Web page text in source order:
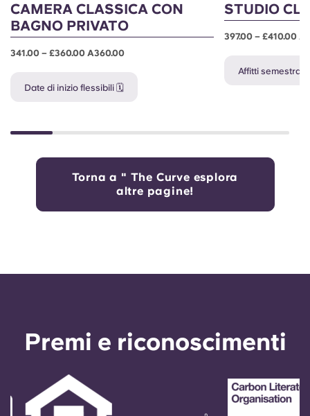
CAMERA CLASSICA CON
BAGNO PRIVATO
341.00 – £360.00 A360.00
Date di inizio flessibili 🗓️
STUDIO
397.00 – £410.00
Affitti semestrali
Torna a " The Curve esplora
altre pagine!
Premi e riconoscimenti